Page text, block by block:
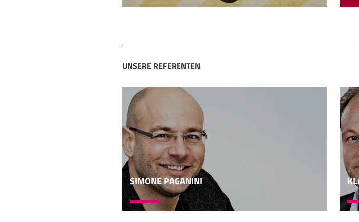
eine persische Provinz. Dieses Persische Reich, das so ab
den Ton angab, war das erste Weltreich überhaupt in der
Schwarzen Meer bis nach Nordafrika. Da wurden ja viele
07:07
Sprachen gesprochen. Und jetzt wurde das Aramäische
Reichsaramäisch ist eben die Diplomatensprache, die
Persischen Weltreich. Und dieser Einfluss nimmt immer
ins 3. Jahrhundert nimmt der aramäische Einfluss auf das
Aramäismen kommen auf. Also sagen wir mal, heute
zum Beispiel ein Amerikanismus. Wenn mal ein deutscher
Wort Team vor, dann kann man sagen, das kann nicht aus
08:04
Da gibt es das Wort Team als Lehnwort, als
UNSERE REFERENTEN
SIMONE PAGANINI